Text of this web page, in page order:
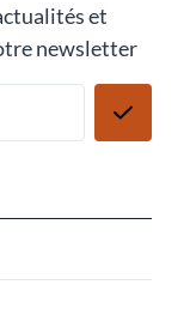
et
newsletter